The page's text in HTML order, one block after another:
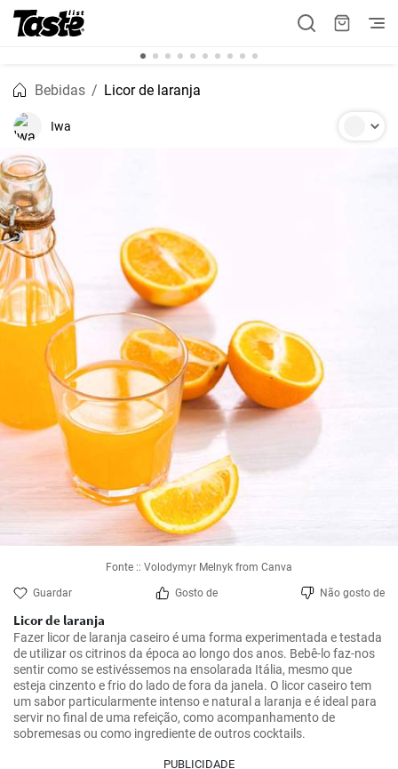
Bebidas Licor de laranja
Iwa
Fonte :: Volodymyr Melnyk from Canva
Guardar Gosto de Não gosto de
Licor de laranja
Fazer licor de laranja caseiro é uma forma experimentada e testada
de utilizar os citrinos da época ao longo dos anos. Bebê-lo faz-nos
sentir como se estivéssemos na ensolarada Itália, mesmo que
esteja cinzento e frio do lado de fora da janela. O licor caseiro tem
um sabor particularmente intenso e natural a laranja e é ideal para
servir no final de uma refeição, como acompanhamento de
sobremesas ou como ingrediente de outros cocktails.
PUBLICIDADE